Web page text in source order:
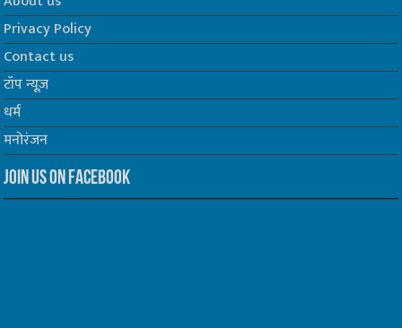
Privacy Policy
Contact us
टॉप न्यूज़
धर्म
मनोरंजन
Join us on Facebook